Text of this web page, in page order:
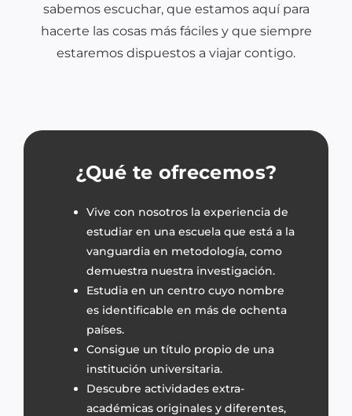
sabemos escuchar, que estamos aquí para
hacerte las cosas más fáciles y que siempre
estaremos dispuestos a viajar contigo.
¿Qué te ofrecemos?
Vive con nosotros la experiencia de
estudiar en una escuela que está a la
vanguardia en metodología, como
demuestra nuestra investigación.
Estudia en un centro cuyo nombre
es identificable en más de ochenta
países.
Consigue un título propio de una
institución universitaria.
Descubre actividades extra-
académicas originales y diferentes,